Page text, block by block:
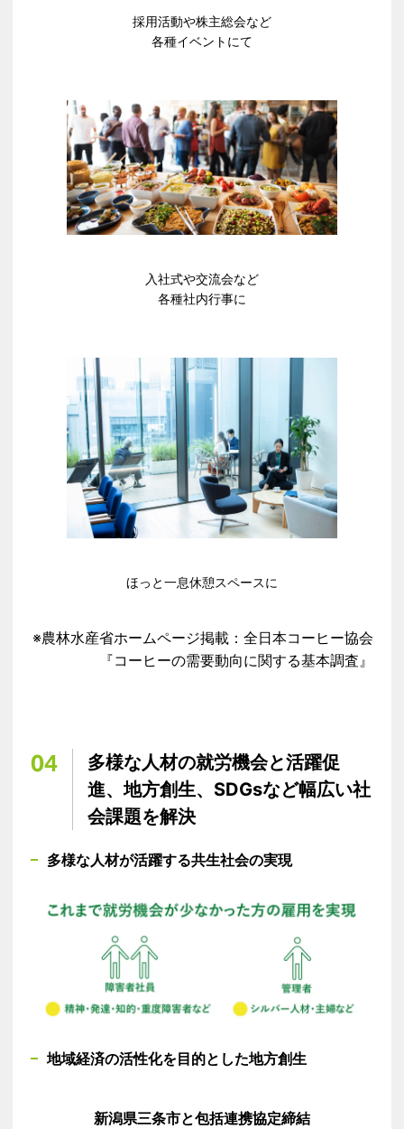
採用活動や​株主総会など​
各種イベントにて​
入社式や​交流会など​
各種社内行事に​
ほっと一息休憩スペースに
※農林水産省ホームページ掲載：全日本コーヒー協会
『コーヒーの需要動向に関する基本調査』​
04
多様な人材の就労機会と活躍促
進、地方創生、SDGsなど​幅広い社
会課題を解決​
多様な人材が活躍する共生社会の実現
地域経済の活性化を目的とした地方創生
新潟県三条市と包括連携協定締結